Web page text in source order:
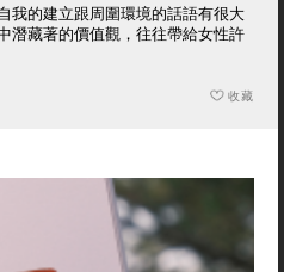
我的建立跟周圍環境的話語有很大
潛藏著的價值觀，往往帶給女性許
收藏